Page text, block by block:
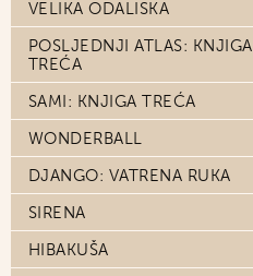
VELIKA ODALISKA
POSLJEDNJI ATLAS: KNJIGA
TREĆA
SAMI: KNJIGA TREĆA
WONDERBALL
DJANGO: VATRENA RUKA
SIRENA
HIBAKUŠA